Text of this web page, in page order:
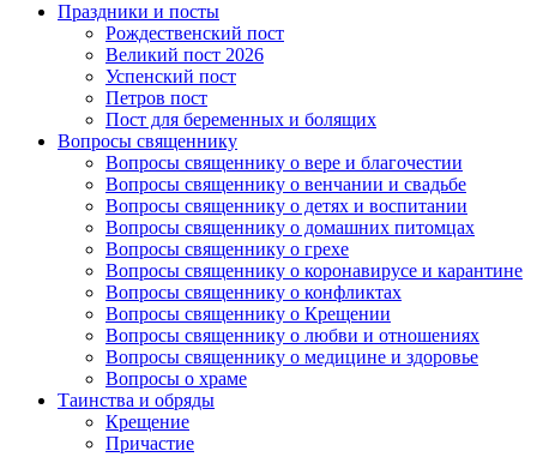
Праздники и посты
Рождественский пост
Великий пост 2026
Успенский пост
Петров пост
Пост для беременных и болящих
Вопросы священнику
Вопросы священнику о вере и благочестии
Вопросы священнику о венчании и свадьбе
Вопросы священнику о детях и воспитании
Вопросы священнику о домашних питомцах
Вопросы священнику о грехе
Вопросы священнику о коронавирусе и карантине
Вопросы священнику о конфликтах
Вопросы священнику о Крещении
Вопросы священнику о любви и отношениях
Вопросы священнику о медицине и здоровье
Вопросы о храме
Таинства и обряды
Крещение
Причастие